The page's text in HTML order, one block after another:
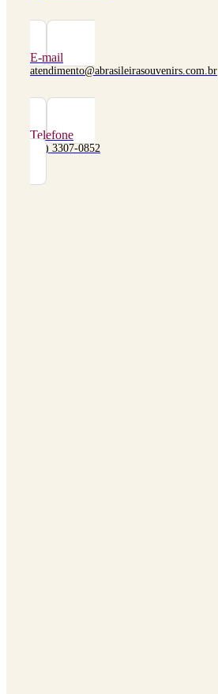
E-mail
atendimento@abrasileirasouvenirs.com.br
Telefone
(48) 3307-0852